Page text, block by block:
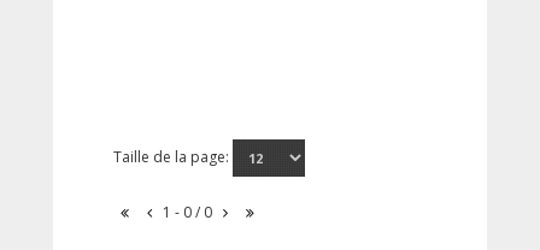
Taille de la page:
1 - 0 / 0